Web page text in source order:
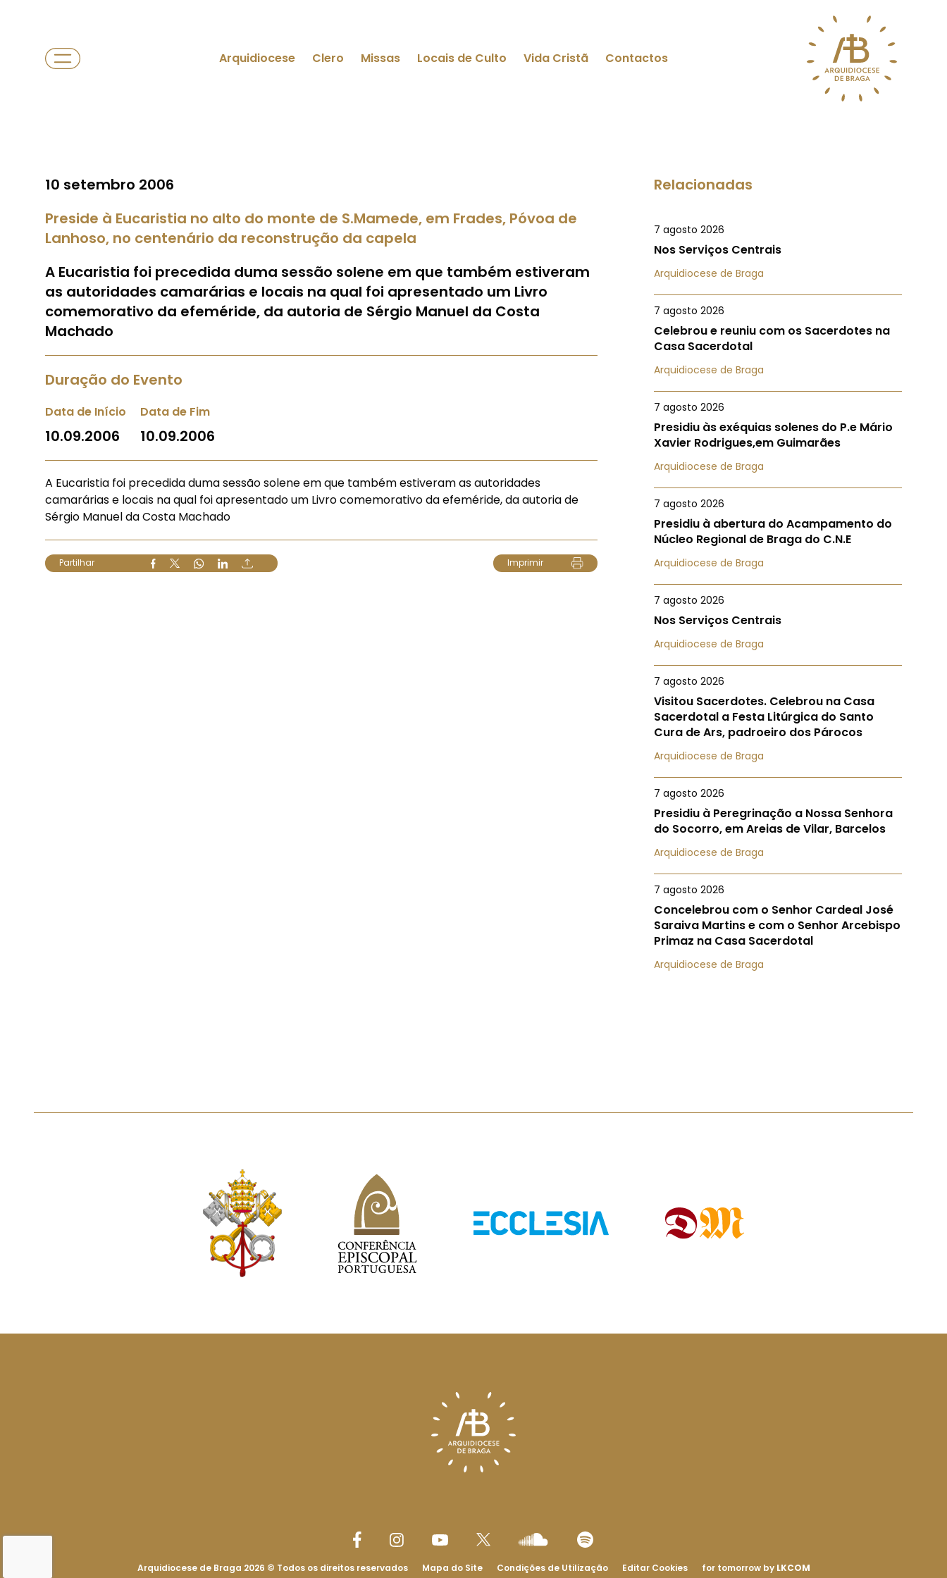
Arquidiocese Clero Missas Locais de Culto Vida Cristã Contactos
10 setembro 2006
Preside à Eucaristia no alto do monte de S.Mamede, em Frades, Póvoa de
Lanhoso, no centenário da reconstrução da capela
A Eucaristia foi precedida duma sessão solene em que também estiveram
as autoridades camarárias e locais na qual foi apresentado um Livro
comemorativo da efeméride, da autoria de Sérgio Manuel da Costa
Machado
Duração do Evento
Data de Início
10.09.2006
Data de Fim
10.09.2006
A Eucaristia foi precedida duma sessão solene em que também estiveram as autoridades
camarárias e locais na qual foi apresentado um Livro comemorativo da efeméride, da autoria de
Sérgio Manuel da Costa Machado
Partilhar Imprimir
Relacionadas
7 agosto 2026
Nos Serviços Centrais
Arquidiocese de Braga
7 agosto 2026
Celebrou e reuniu com os Sacerdotes na
Casa Sacerdotal
Arquidiocese de Braga
7 agosto 2026
Presidiu às exéquias solenes do P.e Mário
Xavier Rodrigues,em Guimarães
Arquidiocese de Braga
7 agosto 2026
Presidiu à abertura do Acampamento do
Núcleo Regional de Braga do C.N.E
Arquidiocese de Braga
7 agosto 2026
Nos Serviços Centrais
Arquidiocese de Braga
7 agosto 2026
Visitou Sacerdotes. Celebrou na Casa
Sacerdotal a Festa Litúrgica do Santo
Cura de Ars, padroeiro dos Párocos
Arquidiocese de Braga
7 agosto 2026
Presidiu à Peregrinação a Nossa Senhora
do Socorro, em Areias de Vilar, Barcelos
Arquidiocese de Braga
7 agosto 2026
Concelebrou com o Senhor Cardeal José
Saraiva Martins e com o Senhor Arcebispo
Primaz na Casa Sacerdotal
Arquidiocese de Braga
Arquidiocese de Braga 2026 © Todos os direitos reservados Mapa do Site Condições de Utilização Editar Cookies for tomorrow by LKCOM